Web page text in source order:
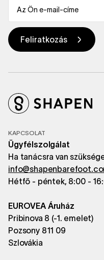
KAPCSOLAT
Ügyfélszolgálat
Ha tanácsra van
Hétfő - péntek, 8:00 -
EUROVEA Áruház
Pribinova 8 (-1. emelet)
Pozsony 811 09
Szlovákia